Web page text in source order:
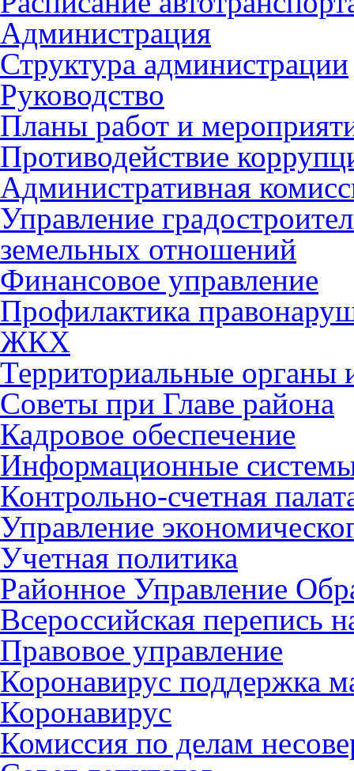
Администрация
Структура администрации
Руководство
Планы работ и
Противодействие
Административная
Управление
земельных отношений
Финансовое управление
Профилактика
ЖКХ
Территориальные органы
Советы при Главе района
Кадровое обеспечение
Информационные
Контрольно-счетная
Управление
Учетная политика
Районное Управление
Всероссийская перепись
Правовое управление
Коронавирус поддержка
Коронавирус
Комиссия по делам